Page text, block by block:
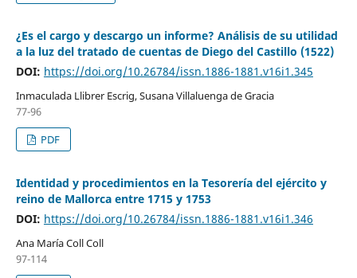
¿Es el cargo y descargo un informe? Análisis de su utilidad
a la luz del tratado de cuentas de Diego del Castillo (1522)
DOI: https://doi.org/10.26784/issn.1886-1881.v16i1.345
Inmaculada Llibrer Escrig, Susana Villaluenga de Gracia
77-96
PDF
Identidad y procedimientos en la Tesorería del ejército y
reino de Mallorca entre 1715 y 1753
DOI: https://doi.org/10.26784/issn.1886-1881.v16i1.346
Ana María Coll Coll
97-114